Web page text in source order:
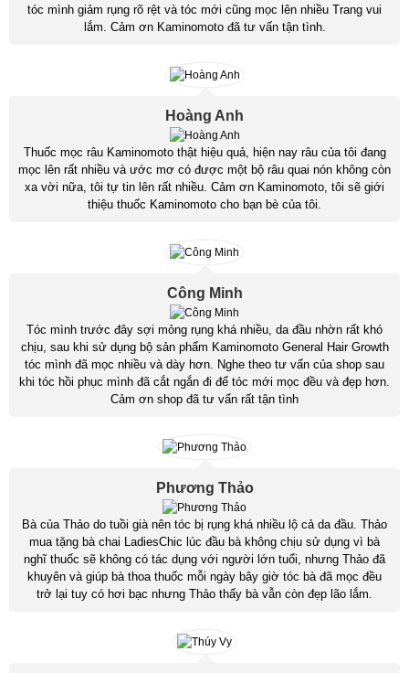
tóc mình giảm rụng rõ rệt và tóc mới cũng mọc lên nhiều Trang vui
lắm. Cảm ơn Kaminomoto đã tư vấn tận tình.
Hoàng Anh
Thuốc mọc râu Kaminomoto thật hiệu quả, hiện nay râu của tôi đang
mọc lên rất nhiều và ước mơ có được một bộ râu quai nón không còn
xa vời nữa, tôi tự tin lên rất nhiều. Cảm ơn Kaminomoto, tôi sẽ giới
thiệu thuốc Kaminomoto cho bạn bè của tôi.
Công Minh
Tóc mình trước đây sợi mỏng rụng khá nhiều, da đầu nhờn rất khó
chịu, sau khi sử dụng bộ sản phẩm Kaminomoto General Hair Growth
tóc mình đã mọc nhiều và dày hơn. Nghe theo tư vấn của shop sau
khi tóc hồi phục mình đã cắt ngắn đi để tóc mới mọc đều và đẹp hơn.
Cảm ơn shop đã tư vấn rất tận tình
Phương Thảo
Bà của Thảo do tuồi già nên tóc bị rụng khá nhiều lộ cả da đầu. Thảo
mua tặng bà chai LadiesChic lúc đầu bà không chịu sử dụng vì bà
nghĩ thuốc sẽ không có tác dụng với người lớn tuổi, nhưng Thảo đã
khuyên và giúp bà thoa thuốc mỗi ngày bây giờ tóc bà đã mọc đều
trở lại tuy có hơi bạc nhưng Thảo thấy bà vẫn còn đẹp lão lắm.